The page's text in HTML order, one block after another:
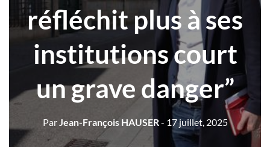
réfléchit plus à ses
institutions court
un grave danger”
ParJean-François HAUSER- 17 juillet, 2025